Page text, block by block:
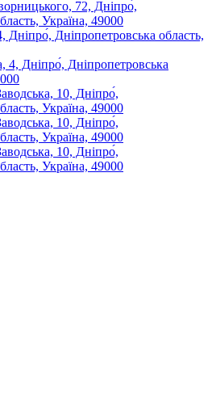
72, Дніпро́,
Україна, 49000
Дніпро́, Дніпропетровська область,
4, Дніпро́, Дніпропетровська
10, Дніпро́,
Україна, 49000
10, Дніпро́,
Україна, 49000
10, Дніпро́,
Україна, 49000